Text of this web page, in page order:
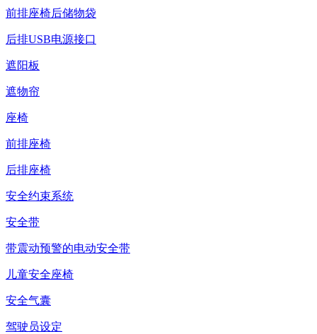
前排座椅后储物袋
后排USB电源接口
遮阳板
遮物帘
座椅
前排座椅
后排座椅
安全约束系统
安全带
带震动预警的电动安全带
儿童安全座椅
安全气囊
驾驶员设定